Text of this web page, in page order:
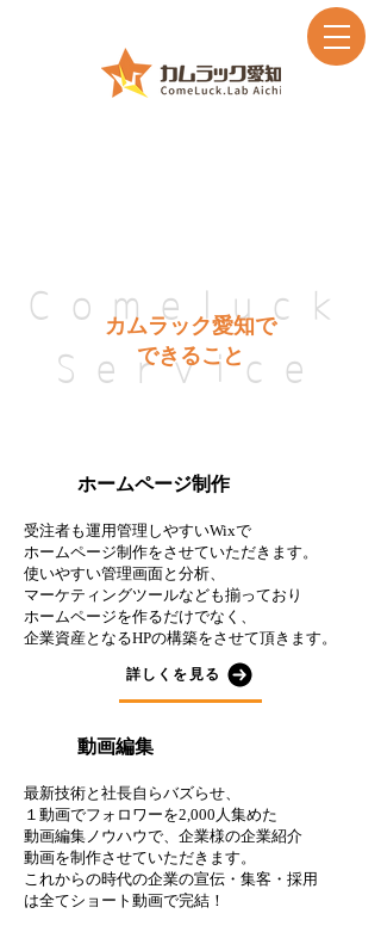
Comeluck
Service
カムラック愛知で
できること
ホームページ制作
受注者も運用管理しやすいWixで
ホームページ制作をさせていただきます。
使いやすい管理画面と分析、
マーケティングツールなども揃っており
ホームページを作るだけでなく、
企業資産となるHPの構築をさせて頂きます。​
詳しくを見る
動画編集
最新技術と社長自らバズらせ、
１動画でフォロワーを2,000人集めた
動画編集ノウハウで、企業様の企業紹介
動画を制作させていただきます。
これからの時代の企業の宣伝・集客・採用
は全てショート動画で完結！